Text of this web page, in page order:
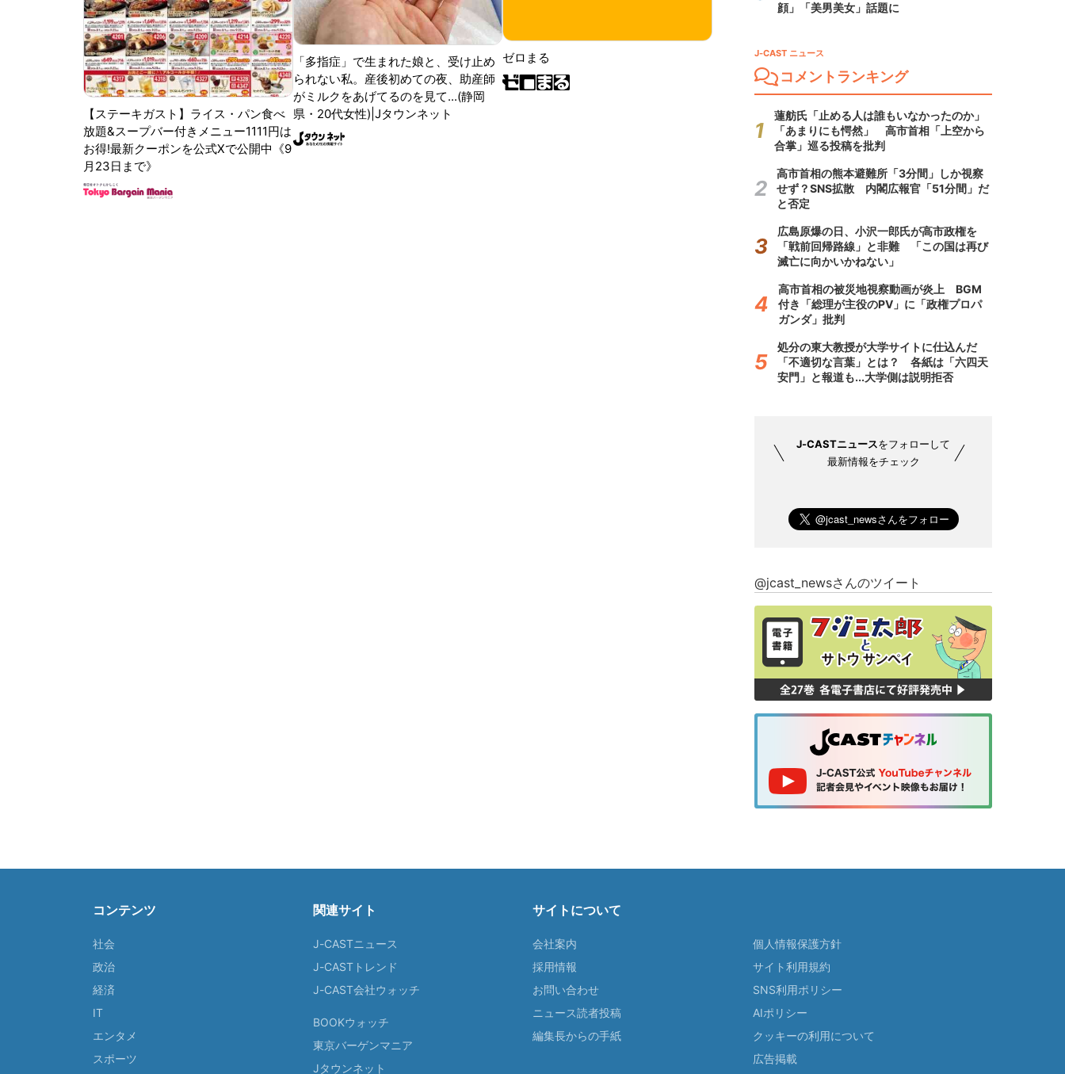
【ステーキガスト】ライス・パン食べ
放題&スープバー付きメニュー1111円は
お得!最新クーポンを公式Xで公開中《9
月23日まで》
「多指症」で生まれた娘と、受け止め
られない私。産後初めての夜、助産師
がミルクをあげてるのを見て...(静岡
県・20代女性)|Jタウンネット
ゼロまる
顔」「美男美女」話題に
J-CAST ニュース
コメントランキング
蓮舫氏「止める人は誰もいなかったのか」
「あまりにも愕然」 高市首相「上空から
合掌」巡る投稿を批判
高市首相の熊本避難所「3分間」しか視察
せず？SNS拡散 内閣広報官「51分間」だ
と否定
広島原爆の日、小沢一郎氏が高市政権を
「戦前回帰路線」と非難 「この国は再び
滅亡に向かいかねない」
高市首相の被災地視察動画が炎上 BGM
付き「総理が主役のPV」に「政権プロパ
ガンダ」批判
処分の東大教授が大学サイトに仕込んだ
「不適切な言葉」とは？ 各紙は「六四天
安門」と報道も...大学側は説明拒否
J-CASTニュースをフォローして
最新情報をチェック
@jcast_newsさんのツイート
コンテンツ
社会
政治
経済
IT
エンタメ
スポーツ
関連サイト
J-CASTニュース
J-CASTトレンド
J-CAST会社ウォッチ
BOOKウォッチ
東京バーゲンマニア
Jタウンネット
サイトについて
会社案内
採用情報
お問い合わせ
ニュース読者投稿
編集長からの手紙
個人情報保護方針
サイト利用規約
SNS利用ポリシー
AIポリシー
クッキーの利用について
広告掲載